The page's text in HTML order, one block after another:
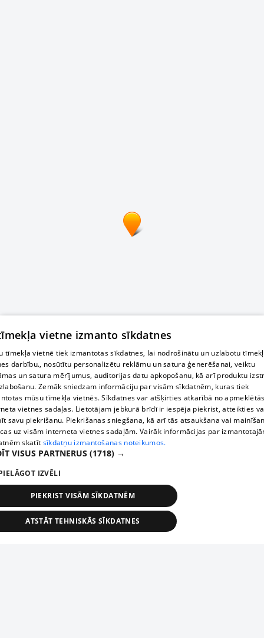
vietne izmanto sīkdatnes
tīmekļa vietnē tiek izmantotas sīkdatnes, lai nodrošinātu un uzlabotu
darbību., nosūtītu personalizētu reklāmu un satura ģenerēšanai, veiktu
un satura mērījumus, auditorijas datu apkopošanu, kā arī produktu
Zemāk sniedzam informāciju par visām sīkdatnēm, kuras tiek
mūsu tīmekļa vietnēs. Sīkdatnes var atšķirties atkarībā no
vietnes sadaļas. Lietotājam jebkurā brīdī ir iespēja piekrist, atteikties
savu piekrišanu. Piekrišanas sniegšana, kā arī tās atsaukšana vai
uz visām interneta vietnes sadaļām. Vairāk informācijas par
skatīt sīkdatņu izmantošanas noteikumos.
VISUS PARTNERUS (1718) →
IZVĒLI
PIEKRIST VISĀM SĪKDATNĒM
ATSTĀT TEHNISKĀS SĪKDATNES